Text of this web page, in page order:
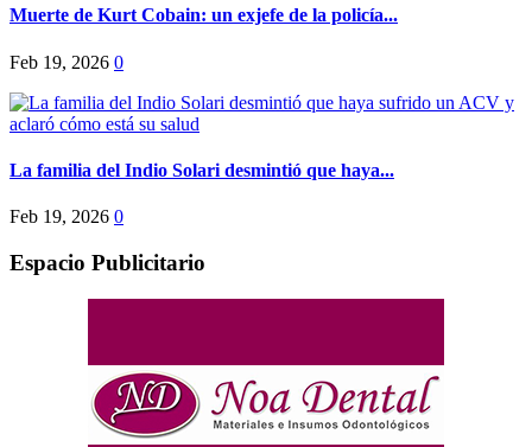
Muerte de Kurt Cobain: un exjefe de la policía...
Feb 19, 2026 0
La familia del Indio Solari desmintió que haya...
Feb 19, 2026 0
Espacio Publicitario